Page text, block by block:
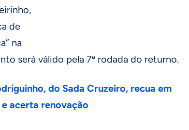
de
na
será válido pela 7ª rodada do returno.
do Sada Cruzeiro, recua em
acerta renovação